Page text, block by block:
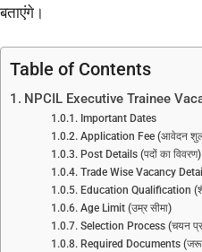
बताएंगे।
Table of Contents
NPCIL Executive Trainee
Important Dates
Application Fee (आवेदन
Post Details (पदों का विवरण)
Trade Wise Vacancy
Education Qualification
Age Limit (उम्र सीमा)
Selection Process (चयन
Required Documents